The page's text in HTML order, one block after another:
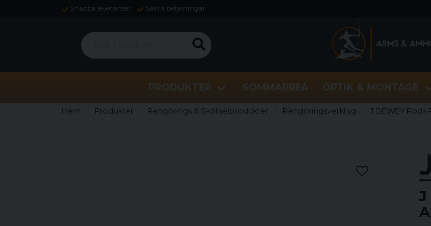
Snabba leveranser Säkra betalningar
Sök i butiken ...
PRODUKTER SOMMARREA OPTIK & MONTAGE
Hem Produkter Rengörings & Skötselprodukter Rengöringsverktyg J DEWEY Rods
J